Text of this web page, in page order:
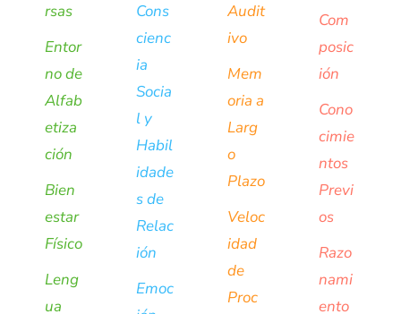
rsas
Entor
no de
Alfab
etiza
ción
Bien
estar
Físico
Leng
ua
Cons
cienc
ia
Socia
l y
Habil
idade
s de
Relac
ión
Emoc
Audit
ivo
Mem
oria a
Larg
o
Plazo
Veloc
idad
de
Proc
Com
posic
ión
Cono
cimie
ntos
Previ
os
Razo
nami
ento